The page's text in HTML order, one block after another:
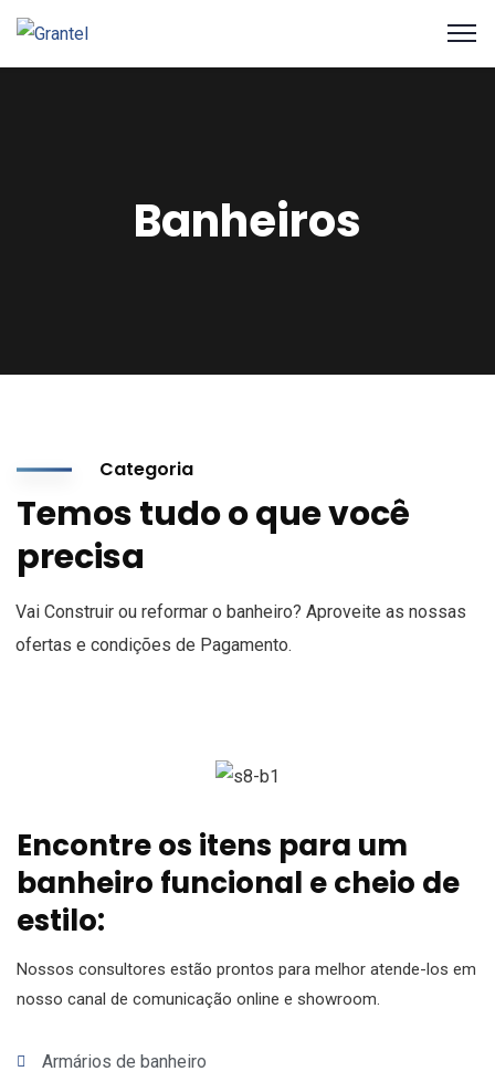
Banheiros
Categoria
Temos tudo o que você
precisa
Vai Construir ou reformar o banheiro? Aproveite as nossas
ofertas e condições de Pagamento.
Encontre os itens para um
banheiro funcional e cheio de
estilo:
Nossos consultores estão prontos para melhor atende-los em
nosso canal de comunicação online e showroom.
Armários de banheiro